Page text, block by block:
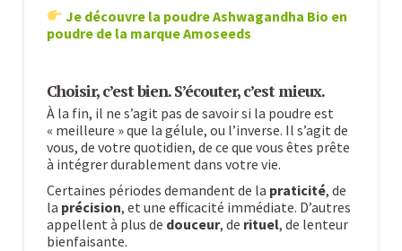
Je découvre la poudre Ashwagandha Bio en
poudre de la marque Amoseeds
Choisir, c’est bien. S’écouter, c’est mieux.
À la fin, il ne s’agit pas de savoir si la poudre est
« meilleure » que la gélule, ou l’inverse. Il s’agit de
vous, de votre quotidien, de ce que vous êtes prête
à intégrer durablement dans votre vie.
Certaines périodes demandent de la praticité, de
la précision, et une efficacité immédiate. D’autres
appellent à plus de douceur, de rituel, de lenteur
bienfaisante.